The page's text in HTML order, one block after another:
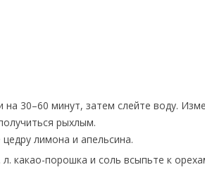
на 30–60 минут, затем слейте воду.
рыхлым.
лимона и апельсина.
л. какао-порошка и соль всыпьте к